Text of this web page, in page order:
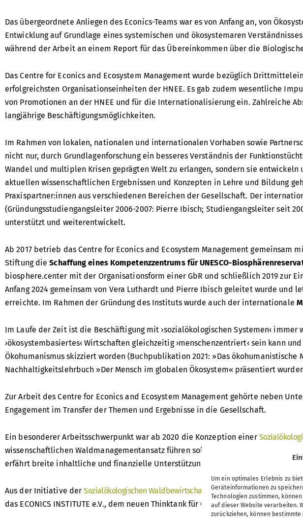
Um ein optimales Erlebnis zu
Geräteinformationen zu
Technologien zustimmen,
auf dieser Website verarbeiten.
zurückziehen, können
Das übergeordnete Anliegen des Econics-Teams war es von Anfang an, von
Entwicklung auf Grundlage eines systemischen und ökosystemaren
während der Arbeit an einem Report für das Übereinkommen über die
Das Centre for Econics and Ecosystem Management wurde bezüglich
erfolgreichsten Organisationseinheiten der HNEE. Es gab zudem wesentliche
von Promotionen an der HNEE und für die Internationalisierung ein. Zahlreiche
langjährige Beschäftigungsmöglichkeiten.
Im Rahmen von lokalen, nationalen und internationalen Vorhaben sowie
nicht nur, durch Grundlagenforschung ein besseres Verständnis der
Wandel und multiplen Krisen geprägten Welt zu erlangen, sondern sie
aktuellen wissenschaftlichen Ergebnissen und Konzepten in Lehre und Bildung
Praxispartner:innen aus verschiedenen Bereichen der Gesellschaft. Der
(Gründungsstudiengangsleiter 2006-2007: Pierre Ibisch; Studiengangsleiter seit
unterstützt und weiterentwickelt.
Ab 2017 betrieb das Centre for Econics and Ecosystem Management gemeinsam
Stiftung dieSchaffung eines Kompetenzzentrums für UNESCO-
biosphere.center mit der Organisationsform einer GbR und schließlich 2019 zur
Anfang 2024 gemeinsam von Vera Luthardt und Pierre Ibisch geleitet wurde und
erreichte. Im Rahmen der Gründung des Instituts wurde auch der internationale
Im Laufe der Zeit ist die Beschäftigung mit ›sozialökologischen Systemen‹
›ökosystembasiertes‹ Wirtschaften gleichzeitig ›menschenzentriert‹ sein kann
Ökohumanismus skizziert worden (Buchpublikation 2021: »Das ökohumanistische
Nachhaltigkeitslehrbuch »Der Mensch im globalen Ökosystem« präsentiert
Zur Arbeit des Centre for Econics and Ecosystem Management gehörte neben
Engagement im Transfer der Themen und Ergebnisse in die Gesellschaft.
Ein besonderer Arbeitsschwerpunkt war ab 2020 die Konzeption einer
wissenschaftlichen Waldmanagementansatz führen sollen. Die Initiative wurde
erfährt breite inhaltliche und finanzielle Unterstützung durch ein vielfältiges
Aus der Initiative derSozialökologischen Waldbewirtschaftungund der engen
das ECONICS INSTITUTE e.V., dem neuen Thinktank für Ökosysteme.